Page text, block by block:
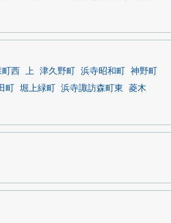
西 上 津久野町 浜寺昭和町
神野町
町 堀上緑町 浜寺諏訪森町東
菱木